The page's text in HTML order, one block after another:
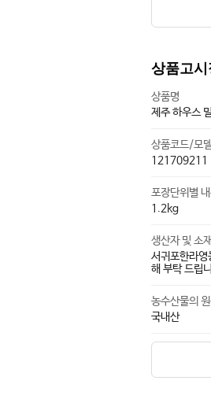
상품고시
상품명
제주 하우스
상품코드/모
121709211 (
포장단위별
1.2kg
생산자 및 소
서귀포한라영
해 부탁 드립
농수산물의
국내산